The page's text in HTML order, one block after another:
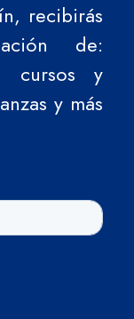
recibirás
de:
cursos y
y más